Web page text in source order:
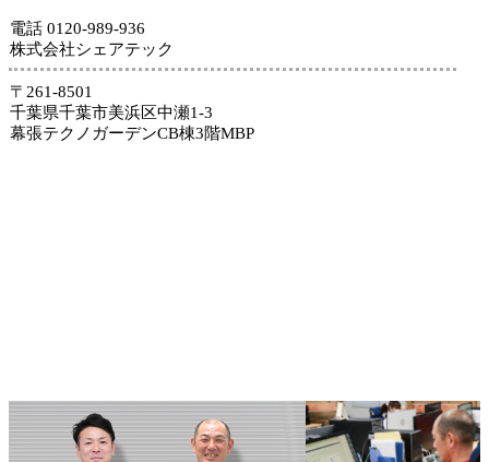
電話 0120-989-936
株式会社シェアテック
〒261-8501
千葉県千葉市美浜区中瀬1-3
幕張テクノガーデンCB棟3階MBP